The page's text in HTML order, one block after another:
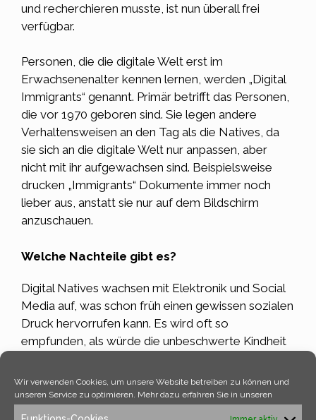
Wir verwenden Cookies, um unsere Website betreiben zu können und
unseren Service zu optimieren. Mehr dazu erfahren Sie in unseren
und recherchieren musste, ist nun überall frei
verfügbar.
Personen, die die digitale Welt erst im
Erwachsenenalter kennen lernen, werden „Digital
Immigrants“ genannt. Primär betrifft das Personen,
die vor 1970 geboren sind. Sie legen andere
Verhaltensweisen an den Tag als die Natives, da
sie sich an die digitale Welt nur anpassen, aber
nicht mit ihr aufgewachsen sind. Beispielsweise
drucken „Immigrants“ Dokumente immer noch
lieber aus, anstatt sie nur auf dem Bildschirm
anzuschauen.
Welche Nachteile gibt es?
Digital Natives wachsen mit Elektronik und Social
Media auf, was schon früh einen gewissen sozialen
Druck hervorrufen kann. Es wird oft so
empfunden, als würde die unbeschwerte Kindheit
Media geprägten weichen. So früh so vielen
Reizen und „perfekten“ Menschen ausgesetzt zu
sein kann zu Identitätsproblemen führen, die die